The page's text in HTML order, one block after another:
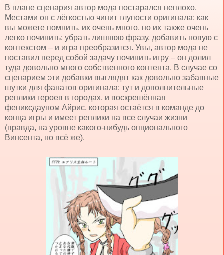
В плане сценария автор мода постарался неплохо.
Местами он с лёгкостью чинит глупости оригинала: как
вы можете помнить, их очень много, но их также очень
легко починить: убрать лишнюю фразу, добавить новую с
контекстом – и игра преобразится. Увы, автор мода не
поставил перед собой задачу починить игру – он долил
туда довольно много собственного контента. В случае со
сценарием эти добавки выглядят как довольно забавные
шутки для фанатов оригинала: тут и дополнительные
реплики героев в городах, и воскрешённая
фениксдауном Айрис, которая остаётся в команде до
конца игры и имеет реплики на все случаи жизни
(правда, на уровне какого-нибудь опционального
Винсента, но всё же).